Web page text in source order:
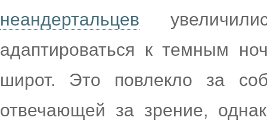
неандертальцев
адаптироваться к темным
широт. Это повлекло за
отвечающей за зрение,